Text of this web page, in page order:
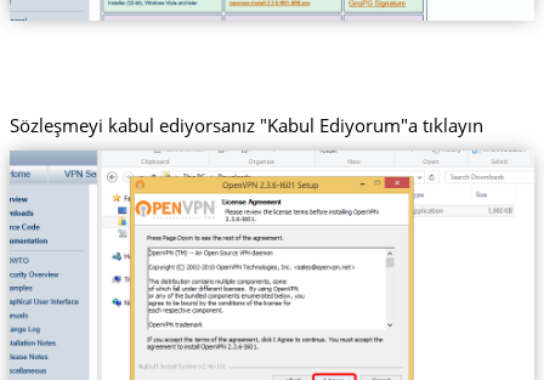
Sözleşmeyi kabul ediyorsanız "Kabul Ediyorum"a tıklayın